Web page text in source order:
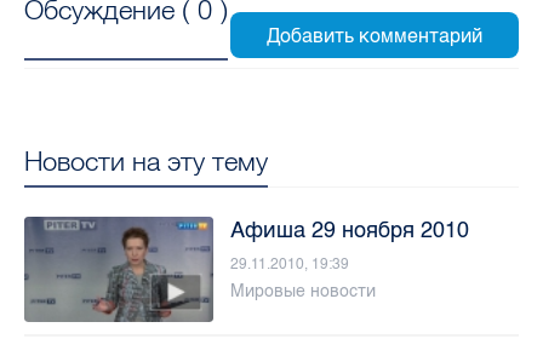
Обсуждение ( 0 )
Новости на эту тему
Афиша 29 ноября 2010
29.11.2010, 19:39
Мировые новости